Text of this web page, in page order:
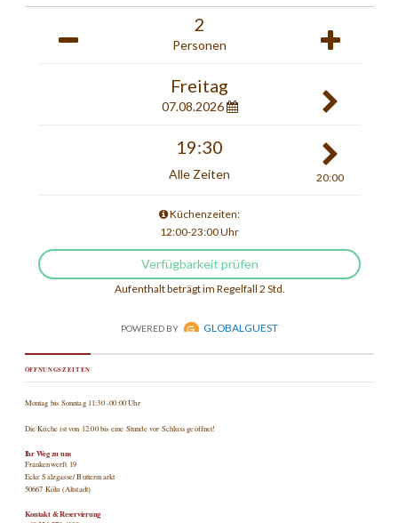
ÖFFNUNGSZEITEN
Montag bis Sonntag 11:30 -00:00 Uhr
Die Küche ist von 12:00 bis eine Stunde vor Schluss geöffnet!
Ihr Weg zu uns
Frankenwerft 19
Ecke Salzgasse/ Buttermarkt
50667 Köln (Altstadt)
Kontakt & Reservierung